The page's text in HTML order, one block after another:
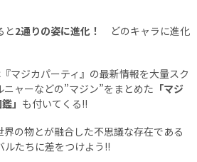
と2通りの姿に進化！
どのキャラに進化
マジカパーティ』の最新情報を大量スク
ャーなどの”マジン”をまとめた 「マジ
」 も付いてくる!!
の物とが融合した不思議な存在である
ルたちに差をつけよう!!